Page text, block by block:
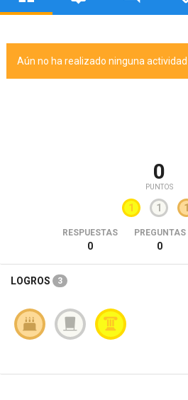
Aún no ha realizado ninguna actividad
0
PUNTOS
1 1 1
RESPUESTAS
0
PREGUNTAS
0
LOGROS 3